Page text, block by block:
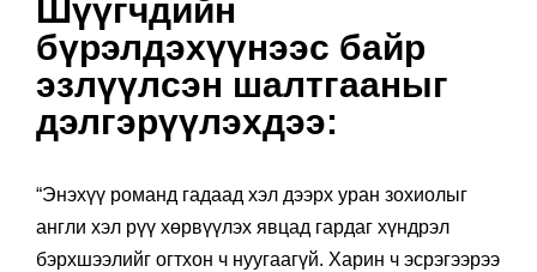
Шүүгчдийн
бүрэлдэхүүнээс байр
эзлүүлсэн шалтгааныг
дэлгэрүүлэхдээ:
“Энэхүү романд гадаад хэл дээрх уран зохиолыг
англи хэл рүү хөрвүүлэх явцад гардаг хүндрэл
бэрхшээлийг огтхон ч нуугаагүй. Харин ч эсрэгээрээ